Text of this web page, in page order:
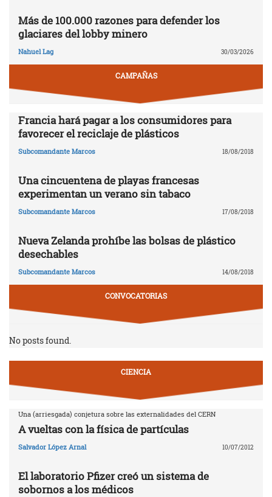
Más de 100.000 razones para defender los
glaciares del lobby minero
Nahuel Lag 30/03/2026
CAMPAÑAS
Francia hará pagar a los consumidores para
favorecer el reciclaje de plásticos
Subcomandante Marcos 18/08/2018
Una cincuentena de playas francesas
experimentan un verano sin tabaco
Subcomandante Marcos 17/08/2018
Nueva Zelanda prohíbe las bolsas de plástico
desechables
Subcomandante Marcos 14/08/2018
CONVOCATORIAS
No posts found.
CIENCIA
Una (arriesgada) conjetura sobre las externalidades del CERN
A vueltas con la física de partículas
Salvador López Arnal 10/07/2012
El laboratorio Pfizer creó un sistema de
sobornos a los médicos